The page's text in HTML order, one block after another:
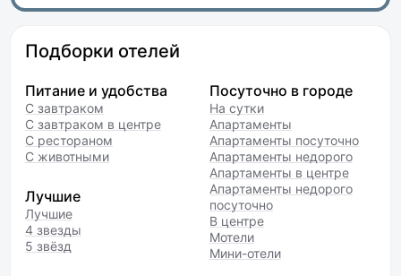
Подборки отелей
Питание и удобства
С завтраком
С завтраком в центре
С рестораном
С животными
Лучшие
Лучшие
4 звезды
5 звёзд
Посуточно в городе
На сутки
Апартаменты
Апартаменты посуточно
Апартаменты недорого
Апартаменты в центре
Апартаменты недорого
посуточно
В центре
Мотели
Мини-отели